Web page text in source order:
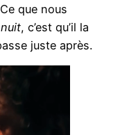
que nous
, c’est qu’il la
juste après.